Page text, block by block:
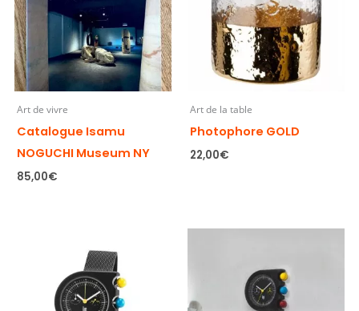
Art de vivre
Catalogue Isamu
NOGUCHI Museum NY
85,00€
Art de la table
Photophore GOLD
22,00€